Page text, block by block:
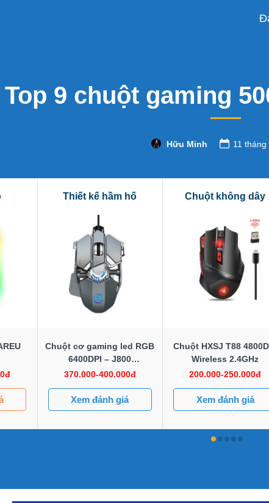
Top 9 chuột gaming
Hữu Minh 11
Thiết kế hầm hố
Chuột cơ gaming led RGB
6400DPI – J800
mechanical Gaming
370.000-400.000đ
Xem đánh giá
Chuột không dây
Chuột HXSJ T88
Wireless 2.4GHz
200.000-250.000đ
Xem đánh giá